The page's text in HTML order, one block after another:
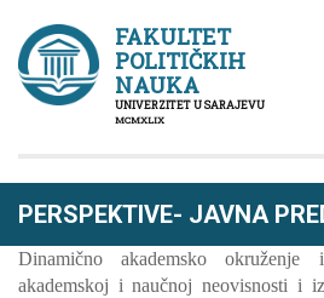
FAKULTET
POLITIČKIH
NAUKA
UNIVERZITET U SARAJEVU
MCMXLIX
PERSPEKTIVE- JAVNA
Dinamično akademsko okruženje
akademskoj i naučnoj neovisnosti i